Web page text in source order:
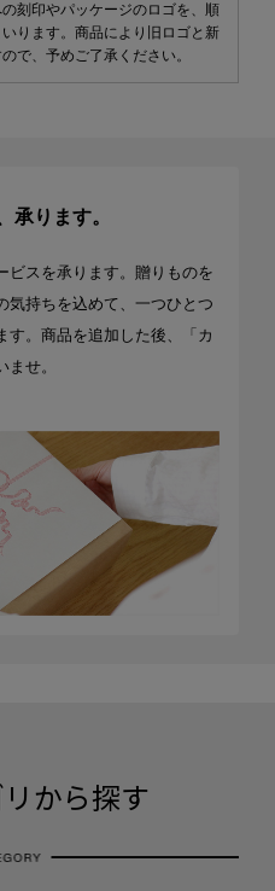
刻印やパッケージのロゴを、順
ります。商品により旧ロゴと新
で、予めご了承ください。
承ります。
ビスを承ります。贈りものを
気持ちを込めて、一つひとつ
す。商品を追加した後、「カ
せ。
から探す